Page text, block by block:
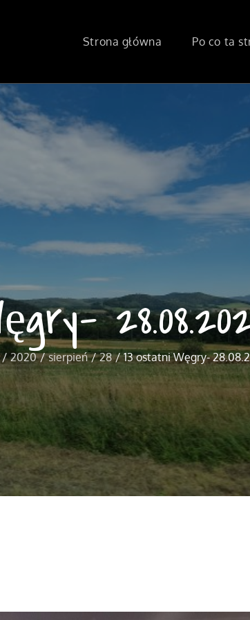
Strona główna Po co ta
2020 sierpień 28 13 ostatni Węgry-